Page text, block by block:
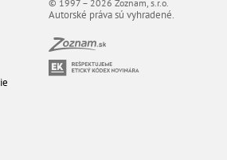
© 1997 – 2026 Zoznam, s.r.o.
Autorské práva sú vyhradené.